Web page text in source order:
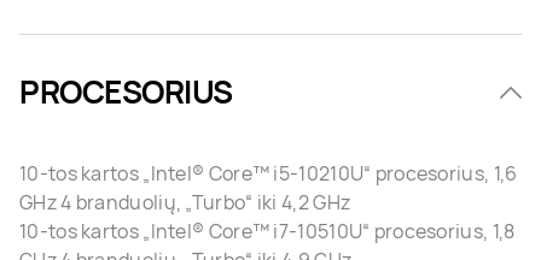
PROCESORIUS
10-tos kartos „Intel® Core™ i5-10210U“ procesorius, 1,6
GHz 4 branduolių, „Turbo“ iki 4,2 GHz
10-tos kartos „Intel® Core™ i7-10510U“ procesorius, 1,8